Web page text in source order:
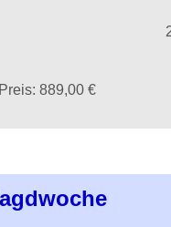
Preis: 889,00 €